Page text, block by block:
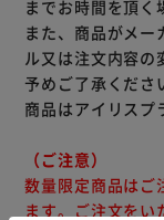
までお時間を頂く
また、商品がメー
ル又は注文内容の
予めご了承くださ
商品はアイリスプ
（ご注意）
数量限定商品はご
ます。ご注文をい